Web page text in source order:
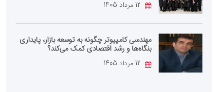
مهندسی کامپیوتر چگونه به توسعه بازار، پایداری
بنگاه‌ها و رشد اقتصادی کمک می‌کند؟